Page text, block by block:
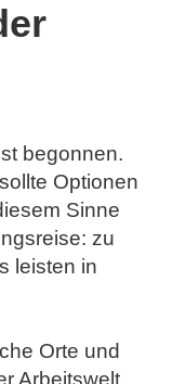
begonnen.
Optionen
Sinne
zu
leisten in
Orte und
Arbeitswelt